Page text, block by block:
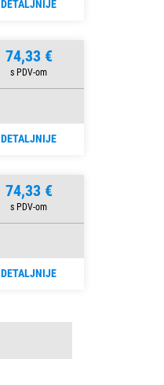
DETALJNIJE
74,33 €
DETALJNIJE
74,33 €
DETALJNIJE